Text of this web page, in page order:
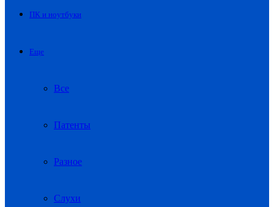
ПК и ноутбуки
Еще
Все
Патенты
Разное
Слухи